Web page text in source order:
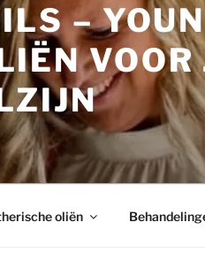
–
VOOR
oliën